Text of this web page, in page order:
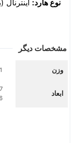
نوع هارد:
کاربرد: ذخیره‌سازی
ویژگی‌ها:
برای کاهش افت
مشخصات دیگر
وزن 1 کیلوگرم
ابعاد